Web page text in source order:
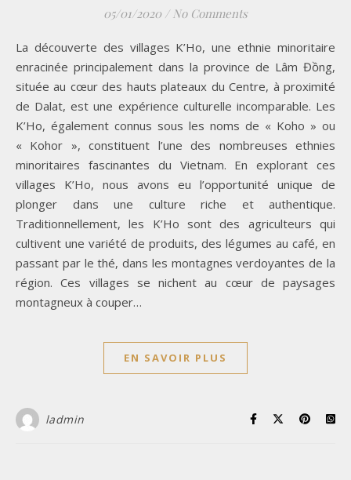
05/01/2020 / No Comments
La découverte des villages K’Ho, une ethnie minoritaire
enracinée principalement dans la province de Lâm Đồng,
située au cœur des hauts plateaux du Centre, à proximité
de Dalat, est une expérience culturelle incomparable. Les
K’Ho, également connus sous les noms de « Koho » ou
« Kohor », constituent l’une des nombreuses ethnies
minoritaires fascinantes du Vietnam. En explorant ces
villages K’Ho, nous avons eu l’opportunité unique de
plonger dans une culture riche et authentique.
Traditionnellement, les K’Ho sont des agriculteurs qui
cultivent une variété de produits, des légumes au café, en
passant par le thé, dans les montagnes verdoyantes de la
région. Ces villages se nichent au cœur de paysages
montagneux à couper…
EN SAVOIR PLUS
ladmin